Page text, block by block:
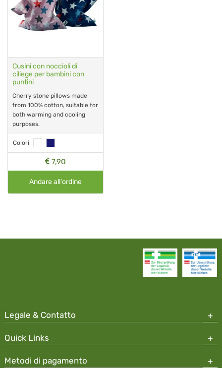
Cusini con noccioli di
ciliege per bambini con
puntini
Cherry stone pillows made
from 100% cotton, suitable for
both warming and cooling
purposes.
Colori
7,90
Andare all'ordine
Legale & Contatto
Quick Links
Metodi di pagamento